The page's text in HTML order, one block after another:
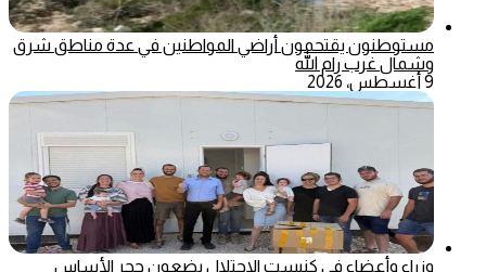
مستوطنون يقتحمون أراضي المواطنين في عدة مناطق شرق
وشمال غرب رام الله
9 أغسطس، 2026
وزراء وأعضاء في كنيست الاحتلال يضعون حجر الأساس